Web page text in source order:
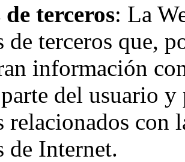
terceros: La
de terceros que,
información
del usuario
relacionados con
de Internet.